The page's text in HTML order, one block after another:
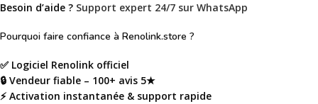
Besoin d’aide ? Support expert 24/7 sur WhatsApp
Pourquoi faire confiance à Renolink.store ?
✅ Logiciel Renolink officiel
🔒 Vendeur fiable – 100+ avis 5★
⚡ Activation instantanée & support rapide